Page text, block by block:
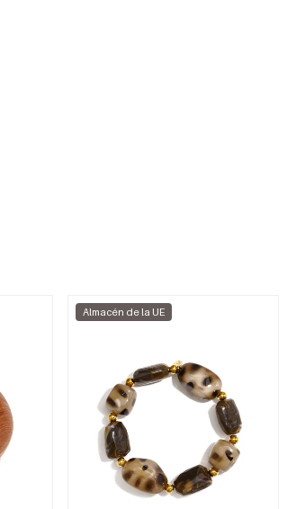
Almacén de la UE